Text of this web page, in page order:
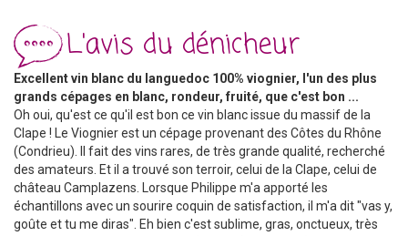
L'avis du dénicheur
Excellent vin blanc du languedoc 100% viognier, l'un des plus
grands cépages en blanc, rondeur, fruité, que c'est bon ...
Oh oui, qu'est ce qu'il est bon ce vin blanc issue du massif de la
Clape ! Le Viognier est un cépage provenant des Côtes du Rhône
(Condrieu). Il fait des vins rares, de très grande qualité, recherché
des amateurs. Et il a trouvé son terroir, celui de la Clape, celui de
château Camplazens. Lorsque Philippe m'a apporté les
échantillons avec un sourire coquin de satisfaction, il m'a dit "vas y,
goûte et tu me diras". Eh bien c'est sublime, gras, onctueux, très